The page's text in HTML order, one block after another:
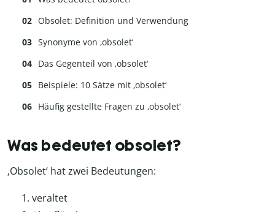
Obsolet: Definition und Verwendung
Synonyme von ‚obsolet‘
Das Gegenteil von ‚obsolet‘
Beispiele: 10 Sätze mit ‚obsolet‘
Häufig gestellte Fragen zu ‚obsolet‘
Was bedeutet obsolet?
‚Obsolet‘ hat zwei Bedeutungen:
veraltet